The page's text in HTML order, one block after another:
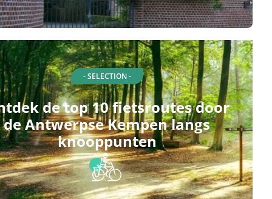
- SELECTION -
de top 10 fietsroutes door
de Antwerpse Kempen langs
knooppunten